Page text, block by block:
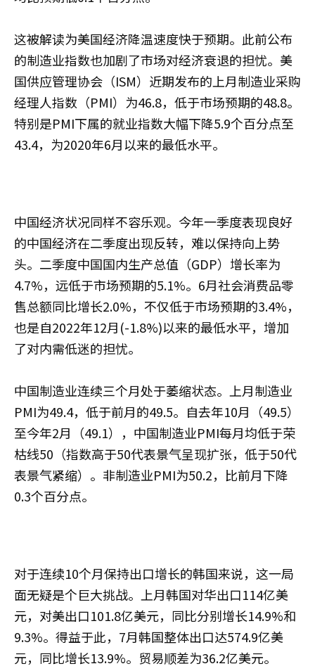
这被解读为美国经济降温速度快于预期。此前公布
的制造业指数也加剧了市场对经济衰退的担忧。美
国供应管理协会（ISM）近期发布的上月制造业采购
经理人指数（PMI）为46.8，低于市场预期的48.8。
特别是PMI下属的就业指数大幅下降5.9个百分点至
43.4，为2020年6月以来的最低水平。
中国经济状况同样不容乐观。今年一季度表现良好
的中国经济在二季度出现反转，难以保持向上势
头。二季度中国国内生产总值（GDP）增长率为
4.7%，远低于市场预期的5.1%。6月社会消费品零
售总额同比增长2.0%，不仅低于市场预期的3.4%，
也是自2022年12月(-1.8%)以来的最低水平，增加
了对内需低迷的担忧。
中国制造业连续三个月处于萎缩状态。上月制造业
PMI为49.4，低于前月的49.5。自去年10月（49.5）
至今年2月（49.1），中国制造业PMI每月均低于荣
枯线50（指数高于50代表景气呈现扩张，低于50代
表景气紧缩）。非制造业PMI为50.2，比前月下降
0.3个百分点。
对于连续10个月保持出口增长的韩国来说，这一局
面无疑是个巨大挑战。上月韩国对华出口114亿美
元，对美出口101.8亿美元，同比分别增长14.9%和
9.3%。得益于此，7月韩国整体出口达574.9亿美
元，同比增长13.9%。贸易顺差为36.2亿美元。